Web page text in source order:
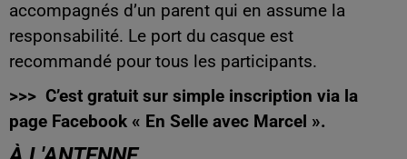
accompagnés d’un parent qui en assume la
responsabilité. Le port du casque est
recommandé pour tous les participants.
>>> C’est gratuit sur simple inscription via la
page Facebook « En Selle avec Marcel ».